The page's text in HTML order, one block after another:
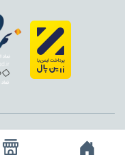
استفاده از تمامی مطالب،
و با ذکر منبع بلامانع است